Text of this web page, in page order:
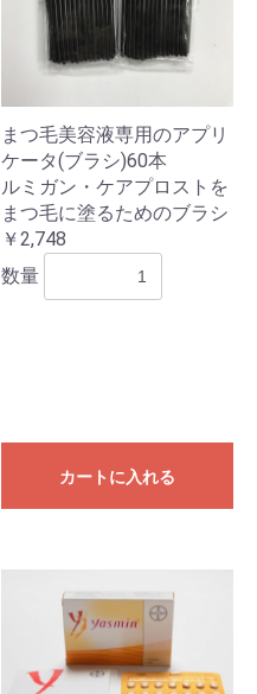
まつ毛美容液専用のアプリ
ケータ(ブラシ)60本
ルミガン・ケアプロストを
まつ毛に塗るためのブラシ
￥2,748
数量
カートに入れる